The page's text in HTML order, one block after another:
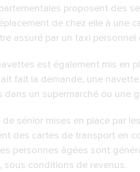
(CESU) proposent des
de chez elle à une
assuré par un taxi personnel
est également mis en
fait la demande, une
un supermarché ou une
sénior mises en place par
des cartes de transport en
personnes âgées sont
conditions de revenus.